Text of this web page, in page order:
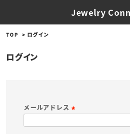
Jewelry
TOP ログイン
ログイン
メールアドレス